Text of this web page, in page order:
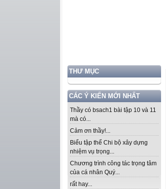
THƯ MỤC
CÁC Ý KIẾN MỚI NHẤT
Thầy có bsach1 bài tập 10 và 11
mà có...
Cảm ơn thầy!...
Biểu tập thể Chi bộ xây dựng
nhiệm vụ trọng...
Chương trình công tác trọng tâm
của cá nhân Quý...
rất hay...